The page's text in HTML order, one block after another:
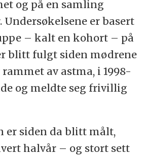
og på en samling
Undersøkelsene er basert
– kalt en kohort – på
blitt fulgt siden mødrene
rammet av astma, i 1998-
og meldte seg frivillig
er siden da blitt målt,
halvår – og stort sett